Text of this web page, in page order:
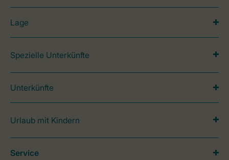
Lage
Spezielle Unterkünfte
Unterkünfte
Urlaub mit Kindern
Service